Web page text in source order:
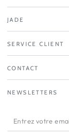
JADE
SERVICE CLIENT
CONTACT
NEWSLETTERS
Entrez
votre